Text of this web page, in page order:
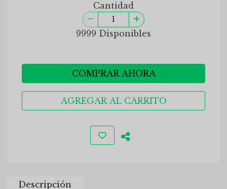
Cantidad
9999 Disponibles
COMPRAR AHORA
AGREGAR AL CARRITO
Descripción